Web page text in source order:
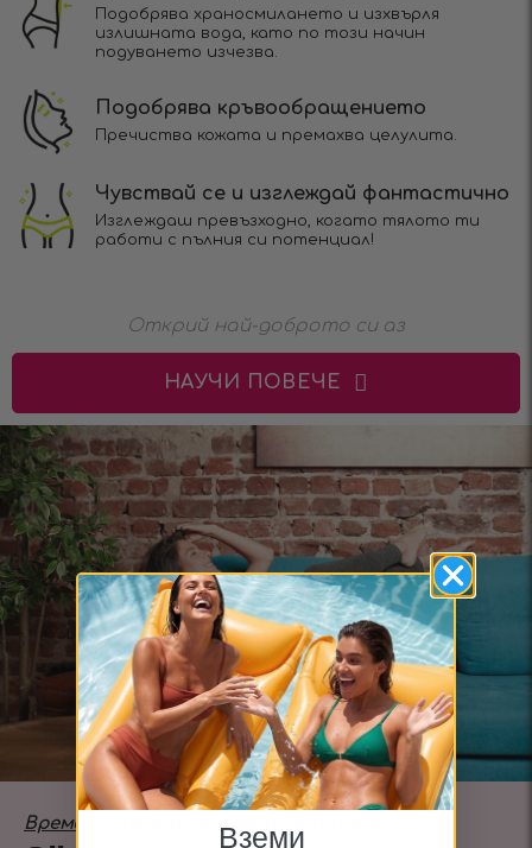
Подобрява храносмилането и изхвърля
излишната вода, като по този начин
подуването изчезва.
Подобрява кръвообращението
Пречиства кожата и премахва целулита.
Чувствай се и изглеждай фантастично
Изглеждаш превъзходно, когато тялото ти
работи с пълния си потенциал!
Открий най-доброто си аз
НАУЧИ ПОВЕЧЕ
Време е да закопчаем тези скини дънки!
Вземи